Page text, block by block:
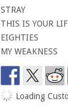
STRAY
THIS IS YOUR
EIGHTIES
MY WEAKNESS
Loading